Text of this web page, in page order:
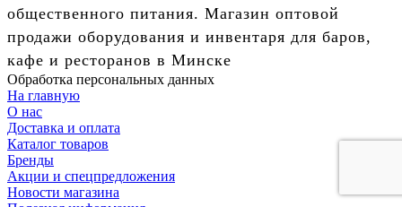
общественного питания. Магазин оптовой
продажи оборудования и инвентаря для баров,
кафе и ресторанов в Минске
Обработка персональных данных
На главную
О нас
Доставка и оплата
Каталог товаров
Бренды
Акции и спецпредложения
Новости магазина